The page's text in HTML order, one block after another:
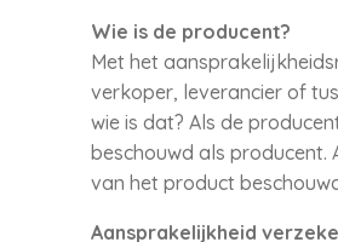
Wie is de producent?
Met het
verkoper, leverancier of
wie is dat? Als de
beschouwd als
van het product
Aansprakelijkheid